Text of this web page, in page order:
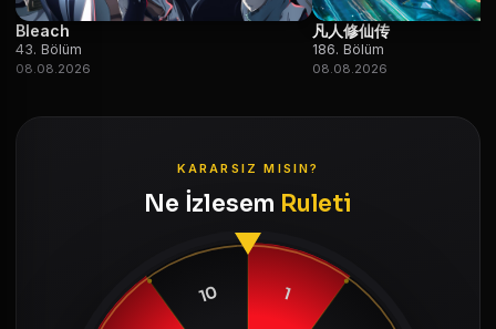
Bleach
43. Bölüm
08.08.2026
凡人修仙传
186. Bölüm
08.08.2026
KARARSIZ MISIN?
Ne İzlesem Ruleti
1
10